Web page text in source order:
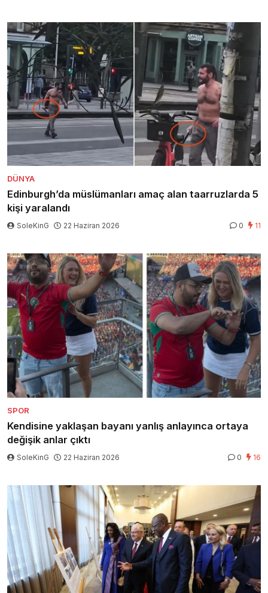
DÜNYA
Edinburgh’da müslümanları amaç alan taarruzlarda 5
kişi yaralandı
SoleKinG 22 Haziran 2026 0 11
SPOR
Kendisine yaklaşan bayanı yanlış anlayınca ortaya
değişik anlar çıktı
SoleKinG 22 Haziran 2026 0 16